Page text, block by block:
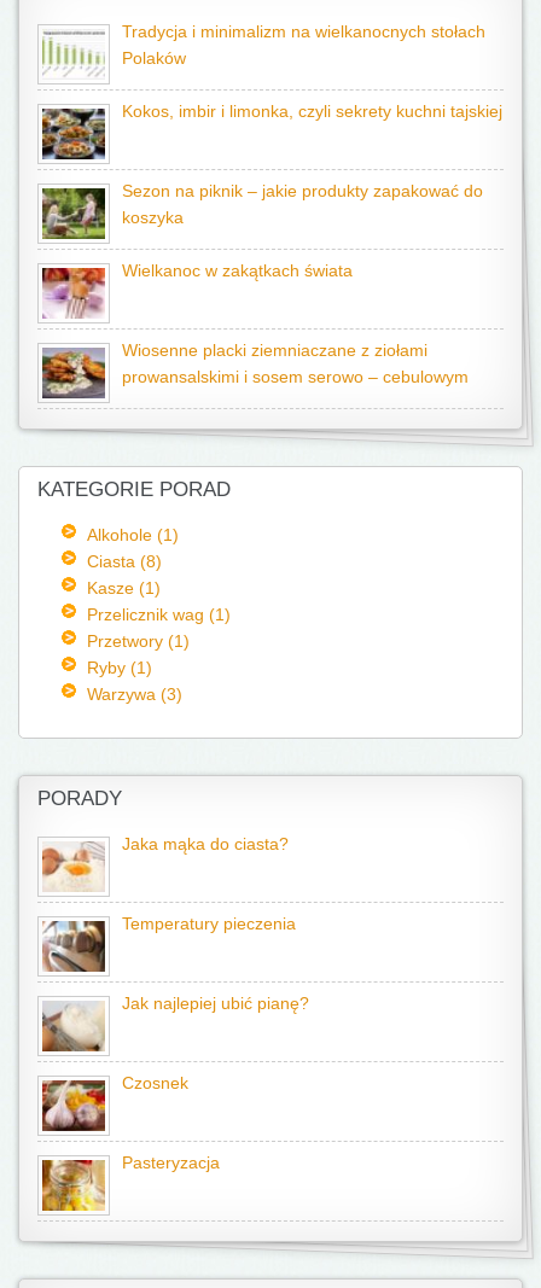
Tradycja i minimalizm na wielkanocnych stołach
Polaków
Kokos, imbir i limonka, czyli sekrety kuchni tajskiej
Sezon na piknik – jakie produkty zapakować do
koszyka
Wielkanoc w zakątkach świata
Wiosenne placki ziemniaczane z ziołami
prowansalskimi i sosem serowo – cebulowym
KATEGORIE PORAD
Alkohole (1)
Ciasta (8)
Kasze (1)
Przelicznik wag (1)
Przetwory (1)
Ryby (1)
Warzywa (3)
PORADY
Jaka mąka do ciasta?
Temperatury pieczenia
Jak najlepiej ubić pianę?
Czosnek
Pasteryzacja